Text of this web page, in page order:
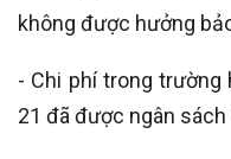
không được hưởng
- Chi phí trong
21 đã được ngân